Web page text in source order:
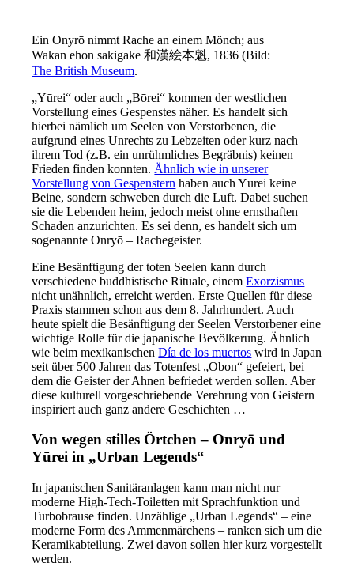
Ein Onyrō nimmt Rache an einem Mönch; aus
Wakan ehon sakigake 和漢絵本魁, 1836 (Bild:
The British Museum.
„Yūrei“ oder auch „Bōrei“ kommen der westlichen
Vorstellung eines Gespenstes näher. Es handelt sich
hierbei nämlich um Seelen von Verstorbenen, die
aufgrund eines Unrechts zu Lebzeiten oder kurz nach
ihrem Tod (z.B. ein unrühmliches Begräbnis) keinen
Frieden finden konnten. Ähnlich wie in unserer
Vorstellung von Gespenstern haben auch Yūrei keine
Beine, sondern schweben durch die Luft. Dabei suchen
sie die Lebenden heim, jedoch meist ohne ernsthaften
Schaden anzurichten. Es sei denn, es handelt sich um
sogenannte Onryō – Rachegeister.
Eine Besänftigung der toten Seelen kann durch
verschiedene buddhistische Rituale, einemExorzismus
nicht unähnlich, erreicht werden. Erste Quellen für diese
Praxis stammen schon aus dem 8. Jahrhundert. Auch
heute spielt die Besänftigung der Seelen Verstorbener eine
wichtige Rolle für die japanische Bevölkerung. Ähnlich
wie beim mexikanischenDía de los muertos wird in Japan
seit über 500 Jahren das Totenfest „Obon“ gefeiert, bei
dem die Geister der Ahnen befriedet werden sollen. Aber
diese kulturell vorgeschriebende Verehrung von Geistern
inspiriert auch ganz andere Geschichten …
Von wegen stilles Örtchen – Onryō und
Yūrei in „Urban Legends“
In japanischen Sanitäranlagen kann man nicht nur
moderne High-Tech-Toiletten mit Sprachfunktion und
Turbobrause finden. Unzählige „Urban Legends“ – eine
moderne Form des Ammenmärchens – ranken sich um die
Keramikabteilung. Zwei davon sollen hier kurz vorgestellt
werden.